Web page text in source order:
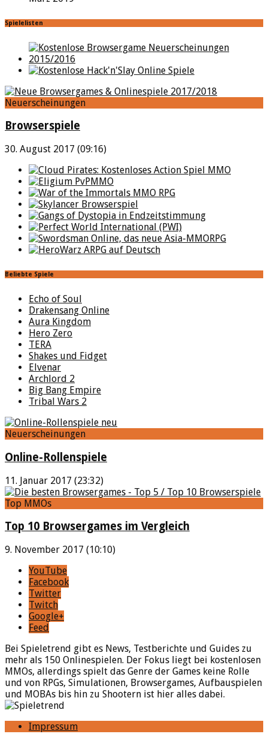
Spielelisten
Neuerscheinungen
Browserspiele
30. August 2017 (09:16)
Beliebte Spiele
Echo of Soul
Drakensang Online
Aura Kingdom
Hero Zero
TERA
Shakes und Fidget
Elvenar
Archlord 2
Big Bang Empire
Tribal Wars 2
Neuerscheinungen
Online-Rollenspiele
11. Januar 2017 (23:32)
Top MMOs
Top 10 Browsergames im Vergleich
9. November 2017 (10:10)
YouTube
Facebook
Twitter
Twitch
Google+
Feed
Bei Spieletrend gibt es News, Testberichte und Guides zu
mehr als 150 Onlinespielen. Der Fokus liegt bei kostenlosen
MMOs, allerdings spielt das Genre der Games keine Rolle
und von RPGs, Simulationen, Browsergames, Aufbauspielen
und MOBAs bis hin zu Shootern ist hier alles dabei.
Impressum